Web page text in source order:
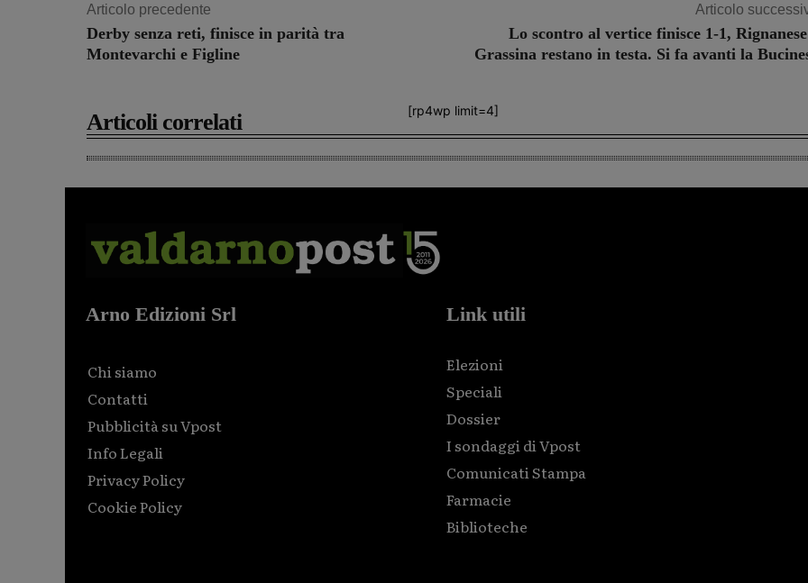
Articolo precedente
Derby senza reti, finisce in parità tra
Montevarchi e Figline
Articolo
Lo scontro al vertice finisce 1-1,
Grassina restano in testa. Si fa avanti la
[rp4wp limit=4]
Articoli correlati
Arno Edizioni Srl
Chi siamo
Contatti
Pubblicità su Vpost
Info Legali
Privacy Policy
Cookie Policy
Link utili
Elezioni
Speciali
Dossier
I sondaggi di Vpost
Comunicati Stampa
Farmacie
Biblioteche